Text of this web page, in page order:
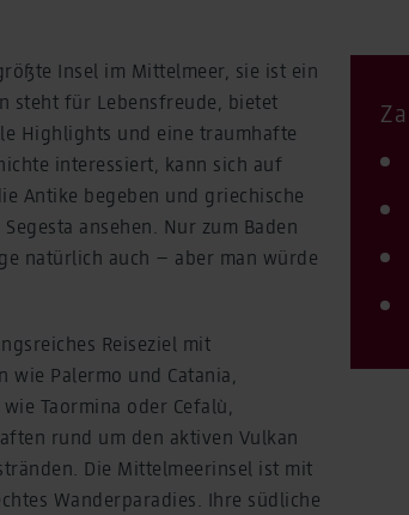
Insel im Mittelmeer, sie ist ein
steht für Lebensfreude, bietet
Highlights und eine traumhafte
interessiert, kann sich auf
Antike begeben und griechische
ansehen. Nur zum Baden
natürlich auch – aber man würde
Reiseziel mit
Palermo und Catania,
Taormina oder Cefalù,
rund um den aktiven Vulkan
Die Mittelmeerinsel ist mit
Wanderparadies. Ihre südliche